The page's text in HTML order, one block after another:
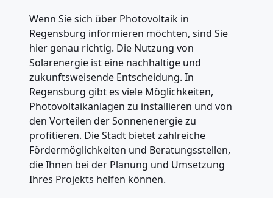
Wenn Sie sich über Photovoltaik in
Regensburg informieren möchten, sind Sie
hier genau richtig. Die Nutzung von
Solarenergie ist eine nachhaltige und
zukunftsweisende Entscheidung. In
Regensburg gibt es viele Möglichkeiten,
Photovoltaikanlagen zu installieren und von
den Vorteilen der Sonnenenergie zu
profitieren. Die Stadt bietet zahlreiche
Fördermöglichkeiten und Beratungsstellen,
die Ihnen bei der Planung und Umsetzung
Ihres Projekts helfen können.